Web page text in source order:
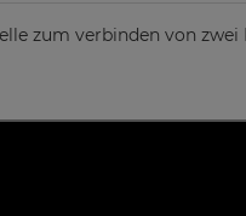
zum verbinden von zwei